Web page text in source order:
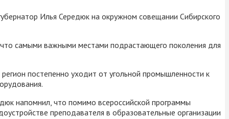
Илья Середюк на окружном совещании Сибирского
самыми важными местами подрастающего поколения для
постепенно уходит от угольной промышленности к
напомнил, что помимо всероссийской программы
преподавателя в образовательные организации